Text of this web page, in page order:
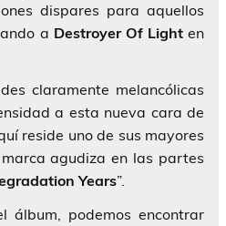
dispares para aquellos
a Destroyer Of Lighten
claramente melancólicas
a esta nueva cara de
reside uno de sus mayores
agudiza en las partes
Years”.
álbum, podemos encontrar